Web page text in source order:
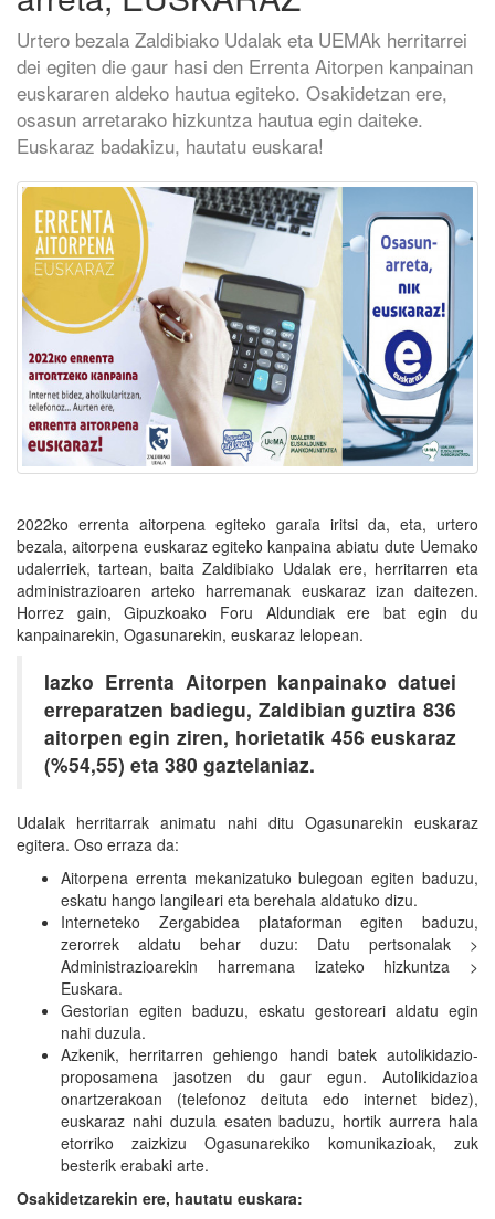
Urtero bezala Zaldibiako Udalak eta UEMAk herritarrei
dei egiten die gaur hasi den Errenta Aitorpen kanpainan
euskararen aldeko hautua egiteko. Osakidetzan ere,
osasun arretarako hizkuntza hautua egin daiteke.
Euskaraz badakizu, hautatu euskara!
2022ko errenta aitorpena egiteko garaia iritsi da, eta, urtero
bezala, aitorpena euskaraz egiteko kanpaina abiatu dute Uemako
udalerriek, tartean, baita Zaldibiako Udalak ere, herritarren eta
administrazioaren arteko harremanak euskaraz izan daitezen.
Horrez gain, Gipuzkoako Foru Aldundiak ere bat egin du
kanpainarekin, Ogasunarekin, euskaraz lelopean.
Iazko Errenta Aitorpen kanpainako datuei
erreparatzen badiegu, Zaldibian guztira 836
aitorpen egin ziren, horietatik 456 euskaraz
(%54,55) eta 380 gaztelaniaz.
Udalak herritarrak animatu nahi ditu Ogasunarekin euskaraz
egitera. Oso erraza da:
Aitorpena errenta mekanizatuko bulegoan egiten baduzu,
eskatu hango langileari eta berehala aldatuko dizu.
Interneteko Zergabidea plataforman egiten baduzu,
zerorrek aldatu behar duzu: Datu pertsonalak >
Administrazioarekin harremana izateko hizkuntza >
Euskara.
Gestorian egiten baduzu, eskatu gestoreari aldatu egin
nahi duzula.
Azkenik, herritarren gehiengo handi batek autolikidazio-
proposamena jasotzen du gaur egun. Autolikidazioa
onartzerakoan (telefonoz deituta edo internet bidez),
euskaraz nahi duzula esaten baduzu, hortik aurrera hala
etorriko zaizkizu Ogasunarekiko komunikazioak, zuk
besterik erabaki arte.
Osakidetzarekin ere, hautatu euskara: